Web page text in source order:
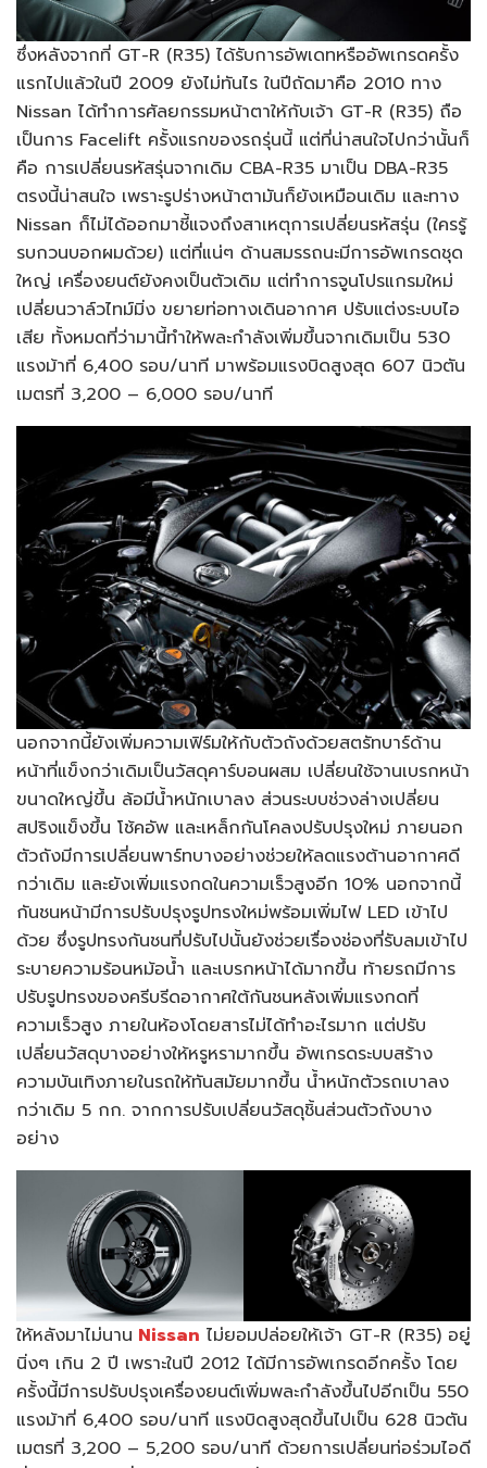
ซึ่งหลังจากที่ GT-R (R35) ได้รับการอัพเดทหรืออัพเกรดครั้ง
แรกไปแล้วในปี 2009 ยังไม่ทันไร ในปีถัดมาคือ 2010 ทาง
Nissan ได้ทำการศัลยกรรมหน้าตาให้กับเจ้า GT-R (R35) ถือ
เป็นการ Facelift ครั้งแรกของรถรุ่นนี้ แต่ที่น่าสนใจไปกว่านั้นก็
คือ การเปลี่ยนรหัสรุ่นจากเดิม CBA-R35 มาเป็น DBA-R35
ตรงนี้น่าสนใจ เพราะรูปร่างหน้าตามันก็ยังเหมือนเดิม และทาง
Nissan ก็ไม่ได้ออกมาชี้แจงถึงสาเหตุการเปลี่ยนรหัสรุ่น (ใครรู้
รบกวนบอกผมด้วย) แต่ที่แน่ๆ ด้านสมรรถนะมีการอัพเกรดชุด
ใหญ่ เครื่องยนต์ยังคงเป็นตัวเดิม แต่ทำการจูนโปรแกรมใหม่
เปลี่ยนวาล์วไทม์มิ่ง ขยายท่อทางเดินอากาศ ปรับแต่งระบบไอ
เสีย ทั้งหมดที่ว่ามานี้ทำให้พละกำลังเพิ่มขึ้นจากเดิมเป็น 530
แรงม้าที่ 6,400 รอบ/นาที มาพร้อมแรงบิดสูงสุด 607 นิวตัน
เมตรที่ 3,200 – 6,000 รอบ/นาที
นอกจากนี้ยังเพิ่มความเฟิร์มให้กับตัวถังด้วยสตรัทบาร์ด้าน
หน้าที่แข็งกว่าเดิมเป็นวัสดุคาร์บอนผสม เปลี่ยนใช้จานเบรกหน้า
ขนาดใหญ่ขึ้น ล้อมีน้ำหนักเบาลง ส่วนระบบช่วงล่างเปลี่ยน
สปริงแข็งขึ้น โช้คอัพ และเหล็กกันโคลงปรับปรุงใหม่ ภายนอก
ตัวถังมีการเปลี่ยนพาร์ทบางอย่างช่วยให้ลดแรงต้านอากาศดี
กว่าเดิม และยังเพิ่มแรงกดในความเร็วสูงอีก 10% นอกจากนี้
กันชนหน้ามีการปรับปรุงรูปทรงใหม่พร้อมเพิ่มไฟ LED เข้าไป
ด้วย ซึ่งรูปทรงกันชนที่ปรับไปนั้นยังช่วยเรื่องช่องที่รับลมเข้าไป
ระบายความร้อนหม้อน้ำ และเบรกหน้าได้มากขึ้น ท้ายรถมีการ
ปรับรูปทรงของครีบรีดอากาศใต้กันชนหลังเพิ่มแรงกดที่
ความเร็วสูง ภายในห้องโดยสารไม่ได้ทำอะไรมาก แต่ปรับ
เปลี่ยนวัสดุบางอย่างให้หรูหรามากขึ้น อัพเกรดระบบสร้าง
ความบันเทิงภายในรถให้ทันสมัยมากขึ้น น้ำหนักตัวรถเบาลง
กว่าเดิม 5 กก. จากการปรับเปลี่ยนวัสดุชิ้นส่วนตัวถังบาง
อย่าง
ให้หลังมาไม่นาน Nissan ไม่ยอมปล่อยให้เจ้า GT-R (R35) อยู่
นิ่งๆ เกิน 2 ปี เพราะในปี 2012 ได้มีการอัพเกรดอีกครั้ง โดย
ครั้งนี้มีการปรับปรุงเครื่องยนต์เพิ่มพละกำลังขึ้นไปอีกเป็น 550
แรงม้าที่ 6,400 รอบ/นาที แรงบิดสูงสุดขึ้นไปเป็น 628 นิวตัน
เมตรที่ 3,200 – 5,200 รอบ/นาที ด้วยการเปลี่ยนท่อร่วมไอดี